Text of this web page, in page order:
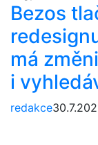
Bezos
má
i
redakce